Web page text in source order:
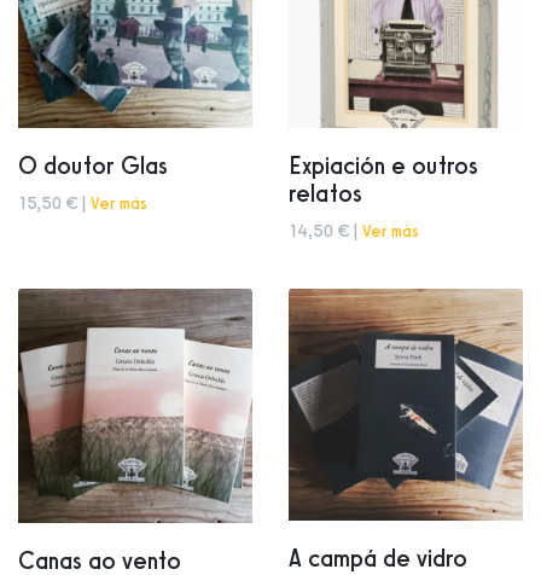
O doutor Glas
15,50 € | Ver más
Expiación e outros
relatos
14,50 € | Ver más
Canas ao vento A campá de vidro